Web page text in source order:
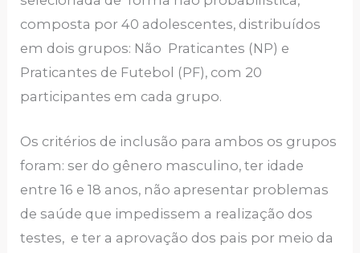
composta por 40 adolescentes, distribuídos
em dois grupos: Não Praticantes (NP) e
Praticantes de Futebol (PF), com 20
participantes em cada grupo.
Os critérios de inclusão para ambos os grupos
foram: ser do gênero masculino, ter idade
entre 16 e 18 anos, não apresentar problemas
de saúde que impedissem a realização dos
testes, e ter a aprovação dos pais por meio da